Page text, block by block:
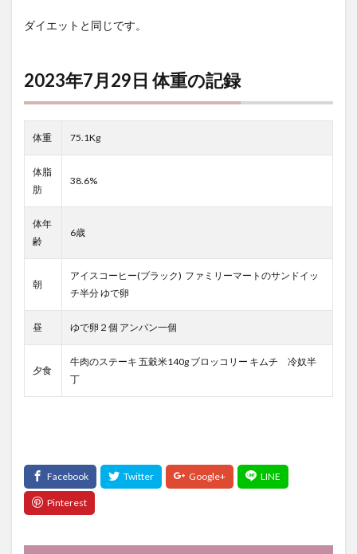
ダイエットと同じです。
2023年7月29日 体重の記録
体重 75.1Kg
体脂
肪
38.6%
体年
齢
6歳
朝
アイスコーヒー(ブラック) ファミリーマートのサンドイッ
チ半分 ゆで卵
昼 ゆで卵２個 アンパン一個
夕食
牛肉のステーキ 五穀米140g ブロッコリー キムチ 冷奴半
丁